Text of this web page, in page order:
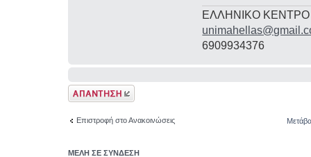
ΕΛΛΗΝΙΚΟ
6909934376
Δημιουργία
απάντησης
Επιστροφή στο Ανακοινώσεις
ΜΕΛΗ ΣΕ ΣΥΝΔΕΣΗ